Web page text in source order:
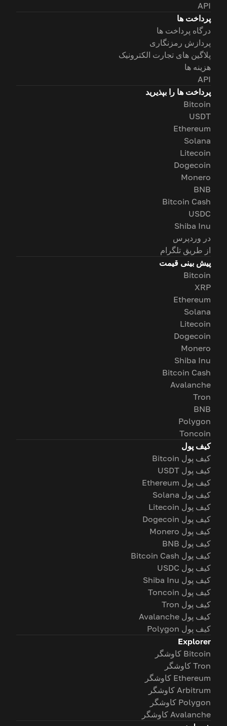
API
پرداخت ها
درگاه پرداخت ها
پردازش رمزنگاری
پلاگین های تجارت الکترونیک
هزینه ها
API
پرداخت ها را بپذیرید
Bitcoin
USDT
Ethereum
Solana
Litecoin
Dogecoin
Monero
BNB
Bitcoin Cash
USDC
Shiba Inu
در وردپرس
از طریق تلگرام
پیش بینی قیمت
Bitcoin
XRP
Ethereum
Solana
Litecoin
Dogecoin
Monero
Shiba Inu
Bitcoin Cash
Avalanche
Tron
BNB
Polygon
Toncoin
کیف پول
کیف پول Bitcoin
کیف پول USDT
کیف پول Ethereum
کیف پول Solana
کیف پول Litecoin
کیف پول Dogecoin
کیف پول Monero
کیف پول BNB
کیف پول Bitcoin Cash
کیف پول USDC
کیف پول Shiba Inu
کیف پول Toncoin
کیف پول Tron
کیف پول Avalanche
کیف پول Polygon
Explorer
Bitcoin کاوشگر
Tron کاوشگر
Ethereum کاوشگر
Arbitrum کاوشگر
Polygon کاوشگر
Avalanche کاوشگر